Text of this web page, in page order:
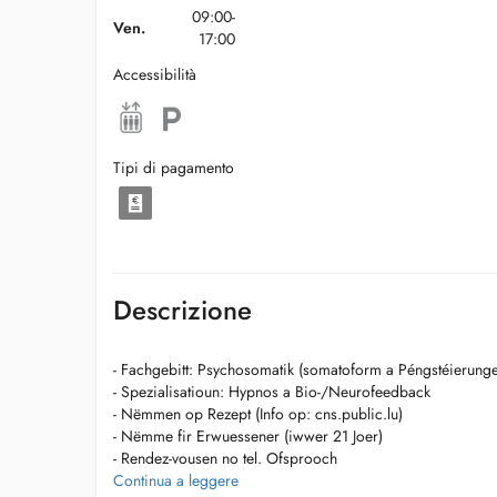
Ven.
09:00-
17:00
Accessibilità
Tipi di pagamento
Descrizione
- Fachgebitt: Psychosomatik (somatoform a
- Spezialisatioun: Hypnos a Bio-/Neurofeedback
- Nëmmen op Rezept (Info op: cns.public.lu)
- Nëmme fir Erwuessener (iwwer 21 Joer)
- Rendez-vousen no tel. Ofsprooch
- Keng gläichzäiteg Behandlung vu Familljememberen
Continua a leggere